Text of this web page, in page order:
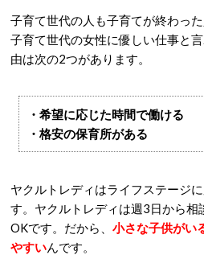
子育て世代の人も子育てが終わっ
子育て世代の女性に優しい仕事と
由は次の2つがあります。
・希望に応じた時間で働ける
・格安の保育所がある
ヤクルトレディはライフステージ
す。ヤクルトレディは週3日から相
OKです。だから、 小さな子供がい
やすいんです。